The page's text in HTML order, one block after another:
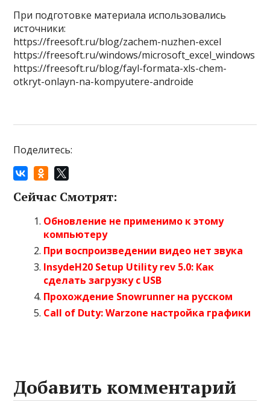
При подготовке материала использовались
источники:
https://freesoft.ru/blog/zachem-nuzhen-excel
https://freesoft.ru/windows/microsoft_excel_windows
https://freesoft.ru/blog/fayl-formata-xls-chem-
otkryt-onlayn-na-kompyutere-androide
Поделитесь:
Сейчас Смотрят:
Обновление не применимо к этому
компьютеру
При воспроизведении видео нет звука
InsydeH20 Setup Utility rev 5.0: Как
сделать загрузку с USB
Прохождение Snowrunner на русском
Call of Duty: Warzone настройка графики
Добавить комментарий